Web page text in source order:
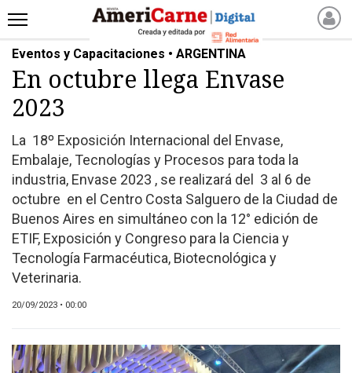
INICIO
NOTICIAS RECIENTES
NOTICIAS
PRODUCCIÓN
PROCESO
PRODUCTO
NUEVOS PRODUCTOS
MARKETPLACE
REVISTAS
DE CARNE VACUNA
EVENTOS Y
Eventos y Capacitaciones • ARGENTINA
En octubre llega Envase
2023
La 18º Exposición Internacional del Envase,
Embalaje, Tecnologías y Procesos para toda la
industria, Envase 2023 , se realizará del 3 al 6 de
octubre en el Centro Costa Salguero de la Ciudad de
Buenos Aires en simultáneo con la 12° edición de
ETIF, Exposición y Congreso para la Ciencia y
Tecnología Farmacéutica, Biotecnológica y
Veterinaria.
20/09/2023 • 00:00